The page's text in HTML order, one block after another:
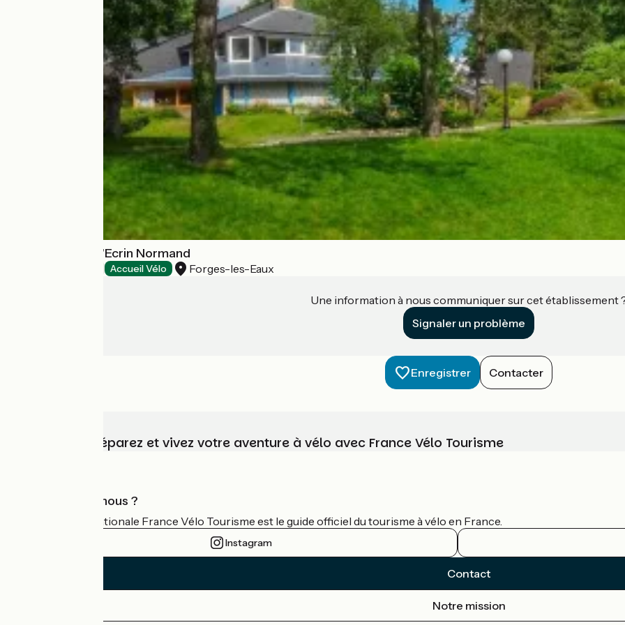
VVF Villages - L'Ecrin Normand
Accueil Vélo Forges-les-Eaux
Une information à nous communiquer sur cet établissement
Signaler un problème
Enregistrer Contacter
Choisissez, préparez et vivez votre aventure à vélo avec France Vélo Tourisme
Qui sommes-nous ?
L'association nationale France Vélo Tourisme est le guide officiel du tourisme à vélo en France.
Instagram
Contact
Notre mission